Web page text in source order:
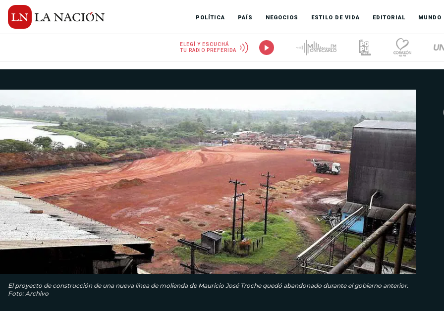
POLÍTICA PAÍS NEGOCIOS ESTILO DE VIDA EDITORIAL MUNDO
ELEGÍ Y ESCUCHÁ
TU RADIO PREFERIDA
El proyecto de construcción de una nueva línea de molienda de Mauricio José Troche quedó abandonado durante el gobierno anterior.
Foto: Archivo